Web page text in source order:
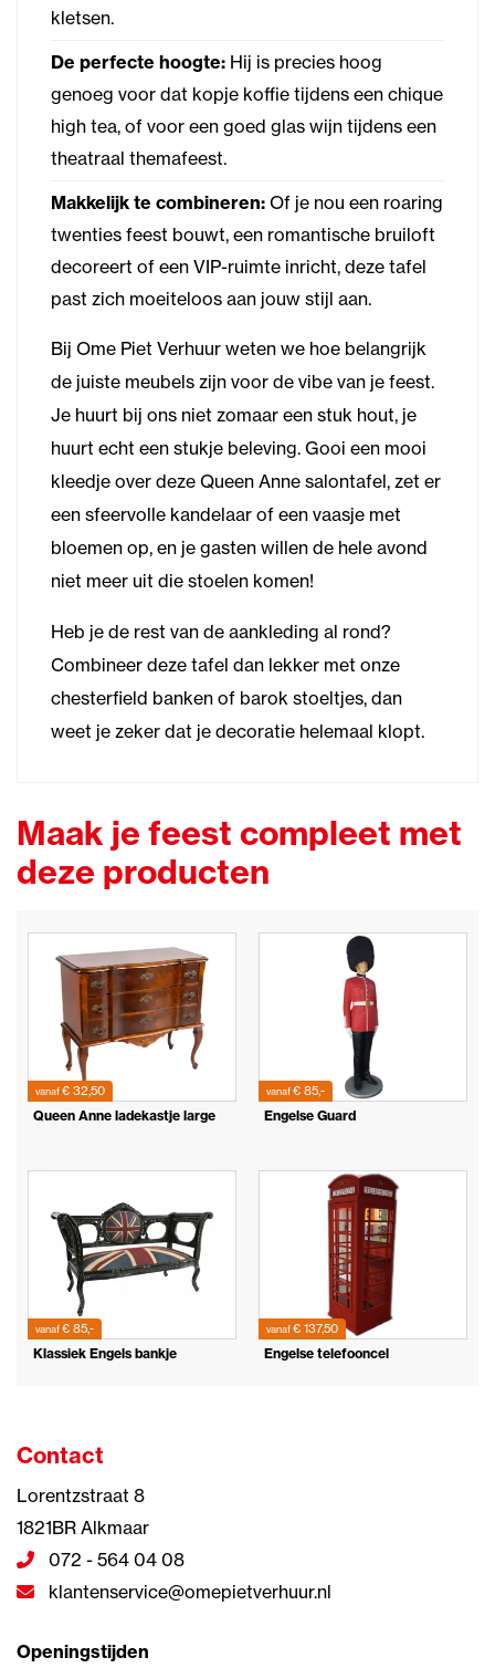
kletsen.
De perfecte hoogte: Hij is precies hoog
genoeg voor dat kopje koffie tijdens een chique
high tea, of voor een goed glas wijn tijdens een
theatraal themafeest.
Makkelijk te combineren: Of je nou een roaring
twenties feest bouwt, een romantische bruiloft
decoreert of een VIP-ruimte inricht, deze tafel
past zich moeiteloos aan jouw stijl aan.
Bij Ome Piet Verhuur weten we hoe belangrijk
de juiste meubels zijn voor de vibe van je feest.
Je huurt bij ons niet zomaar een stuk hout, je
huurt echt een stukje beleving. Gooi een mooi
kleedje over deze Queen Anne salontafel, zet er
een sfeervolle kandelaar of een vaasje met
bloemen op, en je gasten willen de hele avond
niet meer uit die stoelen komen!
Heb je de rest van de aankleding al rond?
Combineer deze tafel dan lekker met onze
chesterfield banken of barok stoeltjes, dan
weet je zeker dat je decoratie helemaal klopt.
Maak je feest compleet met
deze producten
vanaf€ 32,50
Queen Anne ladekastje large
vanaf€ 85,-
Engelse Guard
vanaf€ 85,-
Klassiek Engels bankje
vanaf€ 137,50
Engelse telefooncel
Contact
Lorentzstraat 8
1821BR Alkmaar
072 - 564 04 08
klantenservice@omepietverhuur.nl
Openingstijden